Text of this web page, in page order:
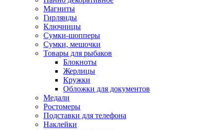
Магниты
Гирлянды
Ключницы
Сумки-шопперы
Сумки, мешочки
Товары для рыбаков
Блокноты
Жерлицы
Кружки
Обложки для документов
Медали
Ростомеры
Подставки для телефона
Наклейки